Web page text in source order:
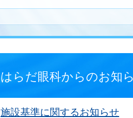
はらだ眼科からのお知
施設基準に関するお知らせ